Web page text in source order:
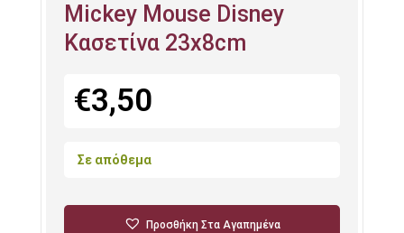
Mickey Mouse Disney
Κασετίνα 23x8cm
€3,50
Σε απόθεμα
Προσθήκη Στα Αγαπημένα